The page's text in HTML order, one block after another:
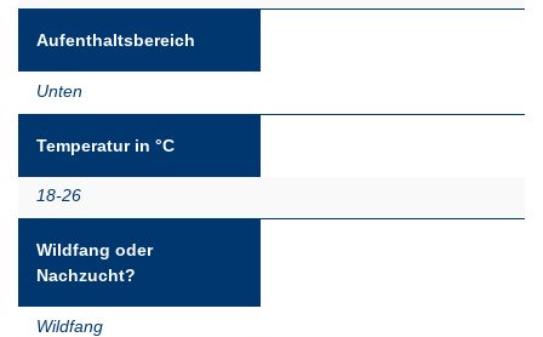
Aufenthaltsbereich
Unten
Temperatur in °C
18-26
Wildfang oder
Nachzucht?
Wildfang